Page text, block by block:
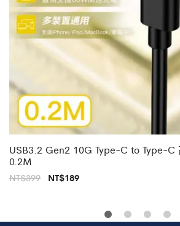
USB3.2 Gen2 10G Type-C to Type-C
0.2M
NT$399 原NT$189目
NT$189。